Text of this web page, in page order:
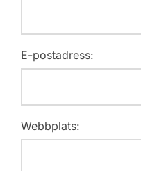
E-postadress:
Webbplats: